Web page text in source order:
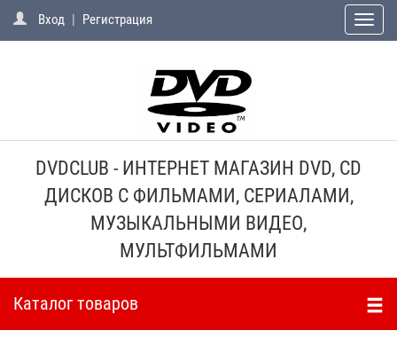
Вход | Регистрация
Toggle
DVDCLUB - ИНТЕРНЕТ МАГАЗИН DVD, CD
ДИСКОВ С ФИЛЬМАМИ, СЕРИАЛАМИ,
МУЗЫКАЛЬНЫМИ ВИДЕО,
МУЛЬТФИЛЬМАМИ
Каталог товаров